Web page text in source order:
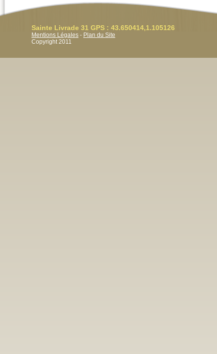
Sainte Livrade 31 GPS : 43.650414,1.105126
Mentions Légales - Plan du Site
Copyright 2011